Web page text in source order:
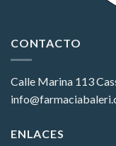
CONTACTO
Calle Marina 113
ENLACES